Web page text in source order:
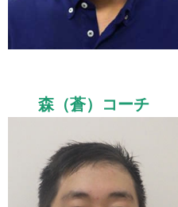
森（蒼）コーチ